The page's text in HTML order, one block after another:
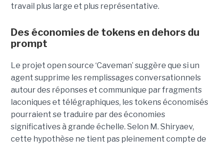
travail plus large et plus représentative.
Des économies de tokens en dehors du
prompt
Le projet open source ‘Caveman’ suggère que si un
agent supprime les remplissages conversationnels
autour des réponses et communique par fragments
laconiques et télégraphiques, les tokens économisés
pourraient se traduire par des économies
significatives à grande échelle. Selon M. Shiryaev,
cette hypothèse ne tient pas pleinement compte de